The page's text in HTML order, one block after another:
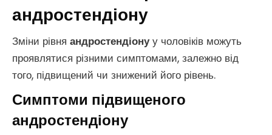
андростендіону
Зміни рівня андростендіонуу чоловіків можуть
проявлятися різними симптомами, залежно від
того, підвищений чи знижений його рівень.
Симптоми підвищеного
андростендіону